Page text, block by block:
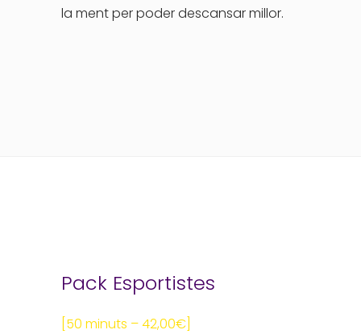
la ment per poder descansar millor.
Pack Esportistes
[50 minuts – 42,00€]